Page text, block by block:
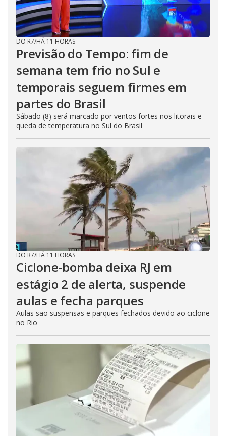
DO R7/HÁ 11 HORAS
Previsão do Tempo: fim de
semana tem frio no Sul e
temporais seguem firmes em
partes do Brasil
Sábado (8) será marcado por ventos fortes nos litorais e
queda de temperatura no Sul do Brasil
DO R7/HÁ 11 HORAS
Ciclone-bomba deixa RJ em
estágio 2 de alerta, suspende
aulas e fecha parques
Aulas são suspensas e parques fechados devido ao ciclone
no Rio